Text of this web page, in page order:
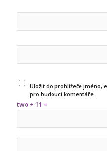
Uložit do prohlížeče jméno,
pro budoucí komentáře.
two + 11 =